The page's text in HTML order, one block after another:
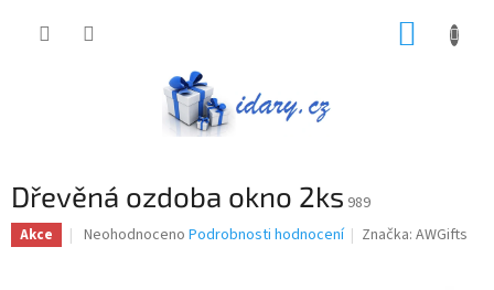
Dřevěná ozdoba okno 2ks 989
Akce
Průměrné
Neohodnoceno Podrobnosti hodnocení Značka:AWGifts